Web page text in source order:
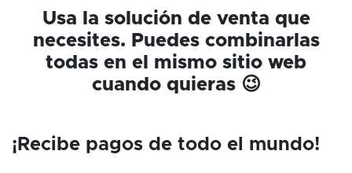
Usa la solución de venta que
necesites. Puedes combinarlas
todas en el mismo sitio web
cuando quieras 😉
¡Recibe pagos de todo el mundo!